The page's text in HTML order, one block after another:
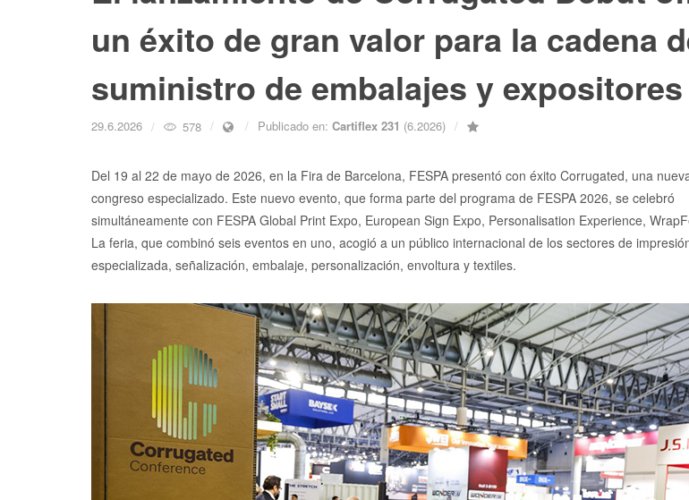
un éxito de gran valor para la cadena
suministro de embalajes y expositores
29.6.2026 578 Publicado en: Cartiflex 231 (6.2026)
Del 19 al 22 de mayo de 2026, en la Fira de Barcelona, FESPA presentó con éxito Corrugated, una
congreso especializado. Este nuevo evento, que forma parte del programa de FESPA 2026, se celebró
simultáneamente con FESPA Global Print Expo, European Sign Expo, Personalisation Experience,
La feria, que combinó seis eventos en uno, acogió a un público internacional de los sectores de
especializada, señalización, embalaje, personalización, envoltura y textiles.